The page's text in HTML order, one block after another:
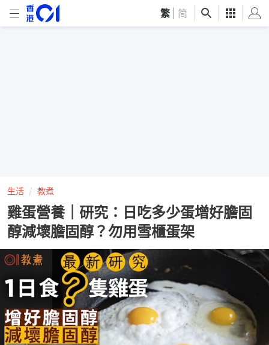
繁 简
生活 教煮
雞蛋營養｜研究：日吃多少蛋增好膽固
醇減壞膽固醇？勿用雪櫃蛋架